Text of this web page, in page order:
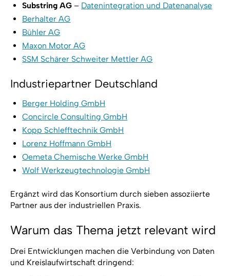
Substring AG – Datenintegration und Datenanalyse
Berhalter AG
Bühler AG
Maxon Motor AG
SSM Schärer Schweiter Mettler AG
Industriepartner Deutschland
Berger Holding GmbH
Concircle Consulting GmbH
Kopp Schlefftechnik GmbH
Lorenz Hoffmann GmbH
Oemeta Chemische Werke GmbH
Wolf Werkzeugtechnologie GmbH
Ergänzt wird das Konsortium durch sieben assoziierte
Partner aus der industriellen Praxis.
Warum das Thema jetzt relevant wird
Drei Entwicklungen machen die Verbindung von Daten
und Kreislaufwirtschaft dringend: